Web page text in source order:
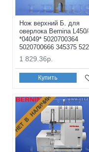
Нож верхний Б. для
оверлока Bernina
*04049* 5020700364
5020700666 345375
1 829.36р.
Купить
НЕТ В НАЛИЧИИ